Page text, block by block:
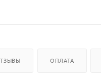
ОПЛАТА